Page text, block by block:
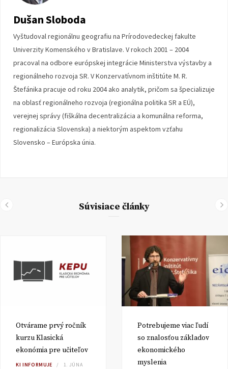
Dušan Sloboda
Vyštudoval regionálnu geografiu na Prírodovedeckej fakulte
Univerzity Komenského v Bratislave. V rokoch 2001 – 2004
pracoval na odbore európskej integrácie Ministerstva výstavby a
regionálneho rozvoja SR. V Konzervatívnom inštitúte M. R.
Štefánika pracuje od roku 2004 ako analytik, pričom sa špecializuje
na oblasť regionálneho rozvoja (regionálna politika SR a EÚ),
verejnej správy (fiškálna decentralizácia a komunálna reforma,
regionalizácia Slovenska) a niektorým aspektom vzťahu
Slovensko – Európska únia.
Súvisiace články
Otvárame prvý ročník
kurzu Klasická
ekonómia pre učiteľov
KI INFORMUJE
1. JÚNA
Potrebujeme viac ľudí
so znalosťou základov
ekonomického
myslenia